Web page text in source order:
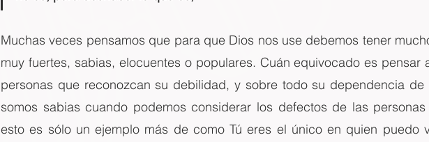
Muchas veces pensamos que para que Dios nos use debemos tener
muy fuertes, sabias, elocuentes o populares. Cuán equivocado es pensar
personas que reconozcan su debilidad, y sobre todo su dependencia de
somos sabias cuando podemos considerar los defectos de las personas
esto es sólo un ejemplo más de como Tú eres el único en quien puedo